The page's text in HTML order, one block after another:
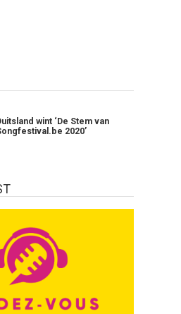
wint ‘De Stem van
2020’